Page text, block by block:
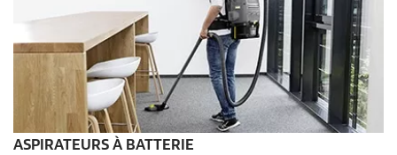
ASPIRATEURS À BATTERIE